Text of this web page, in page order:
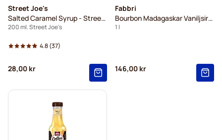
Street Joe's
Salted Caramel Syrup - Street Joe's
200 ml. Street Joe's
4.8(37)
28,00 kr
Fabbri
Bourbon Madagaskar Vaniljsirap Plus
1 l
146,00 kr